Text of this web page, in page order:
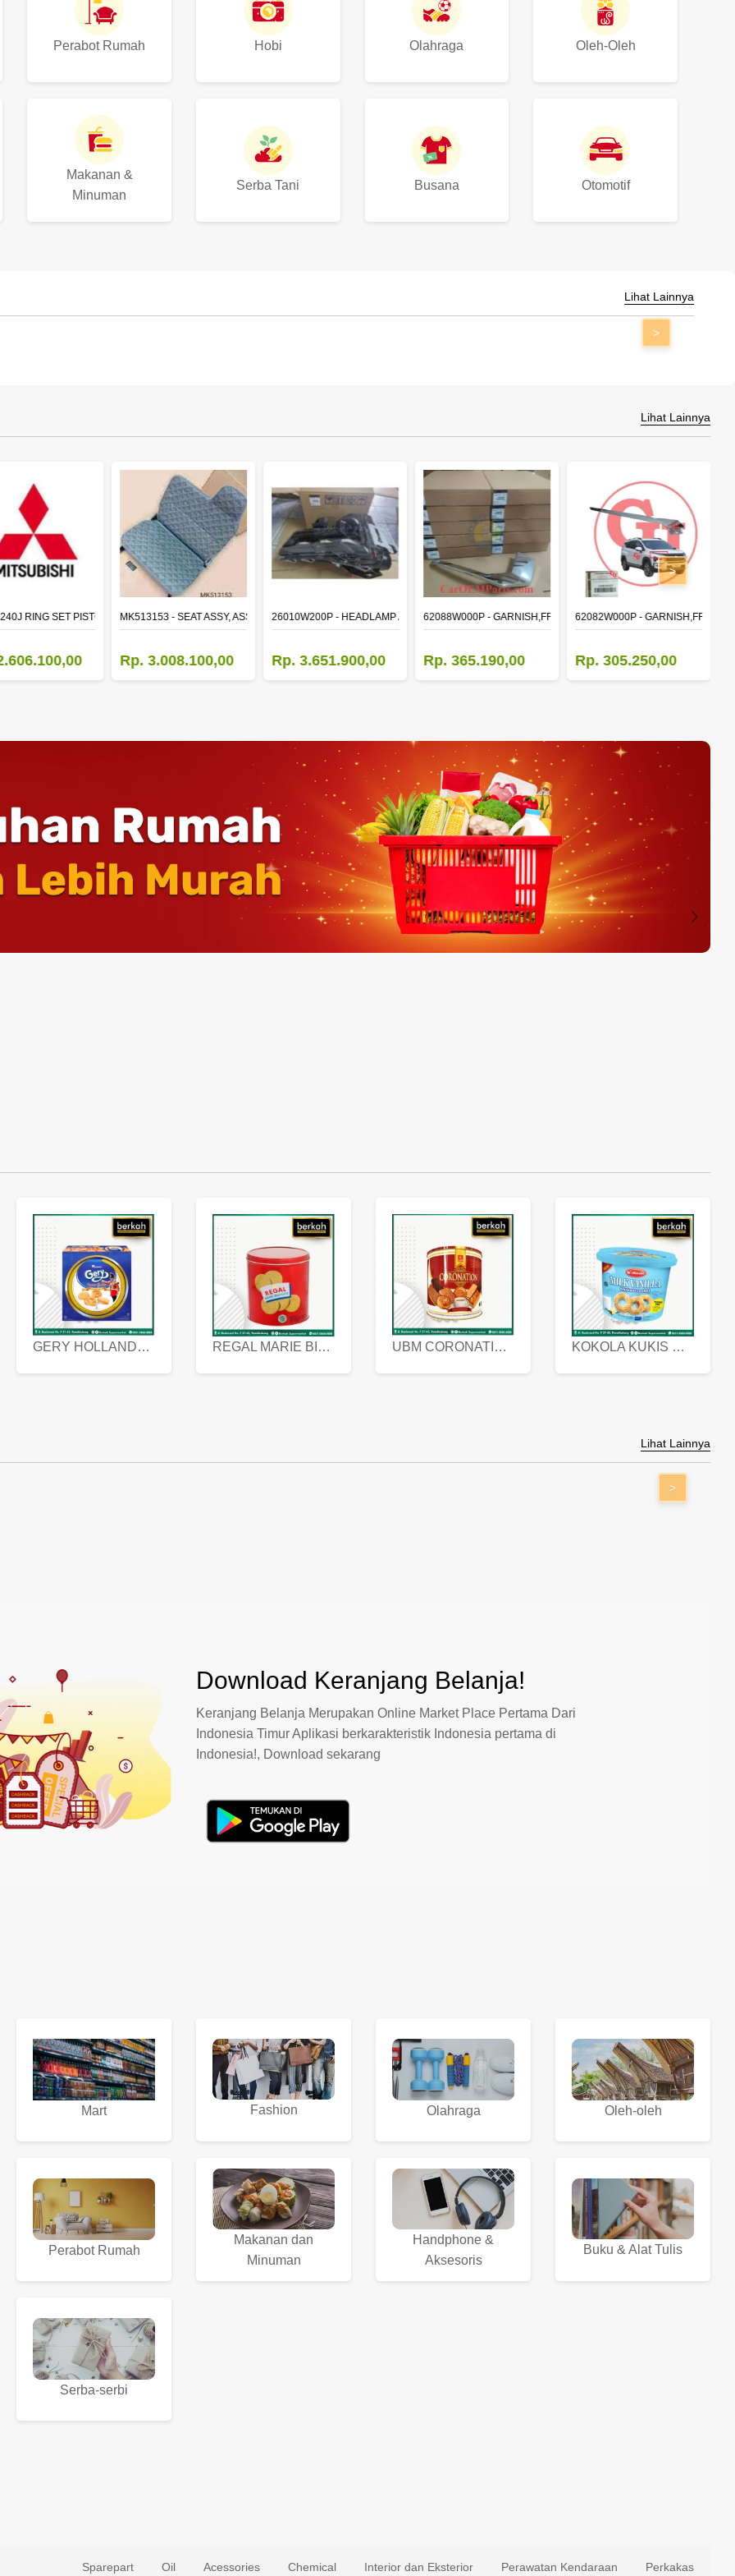
Perabot Rumah Hobi Olahraga Oleh-Oleh
Makanan &
Minuman
Serba Tani Busana Otomotif
Lihat Lainnya
>
Lihat Lainnya
LHRING SET PISTON STDMK513153 - SEAT ASSY, ASSISTANT
Rp. 3.008.100,00
26010W200P - HEADLAMP ASSY,RH
Rp. 3.651.900,00
62088W000P - GARNISH,FR BUMPER SIDE
Rp. 365.190,00
62082W000P - GARNISH,FR
Rp. 305.250,00
>
GERY HOLLANDA BUTTER COOKIES 450 GRAM REGAL MARIE BISCUIT KALENG 550 GRAM UBM CORONATION ASSORTED BISKUIT KALENG 450 GRAM KOKOLA KUKIS HYGIENIC MILK VANILLA PACK 320 GR
Lihat Lainnya
>
Download Keranjang Belanja!
Keranjang Belanja Merupakan Online Market Place Pertama Dari
Indonesia Timur Aplikasi berkarakteristik Indonesia pertama di
Indonesia!, Download sekarang
Mart Fashion Olahraga Oleh-oleh
Perabot Rumah
Makanan dan
Minuman
Handphone &
Aksesoris
Buku & Alat Tulis
Serba-serbi
Sparepart Oil Acessories Chemical Interior dan Eksterior Perawatan Kendaraan Perkakas